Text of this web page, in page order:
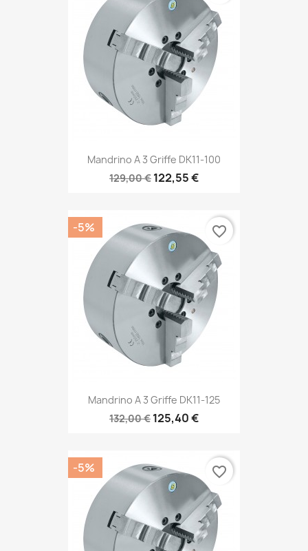
Mandrino A 3 Griffe DK11-100
129,00 € 122,55 €
Mandrino A 3 Griffe DK11-125
132,00 € 125,40 €
-5% favorite_border
-5% favorite_border